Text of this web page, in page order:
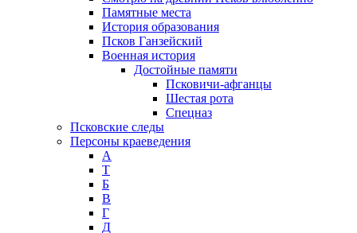
Памятные места
История образования
Псков Ганзейский
Военная история
Достойные памяти
Псковичи-афганцы
Шестая рота
Спецназ
Псковские следы
Персоны краеведения
А
T
Б
В
Г
Д